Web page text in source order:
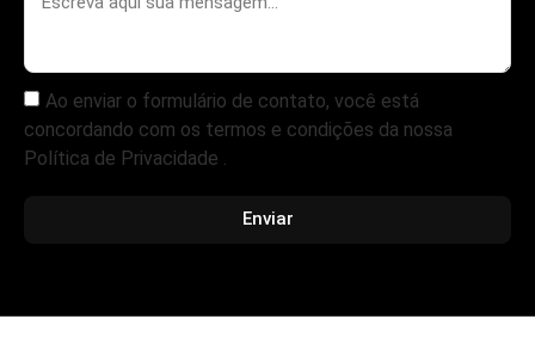
Ao enviar o formulário de contato, você está
concordando com os termos e condições da nossa
Política de Privacidade .
Enviar